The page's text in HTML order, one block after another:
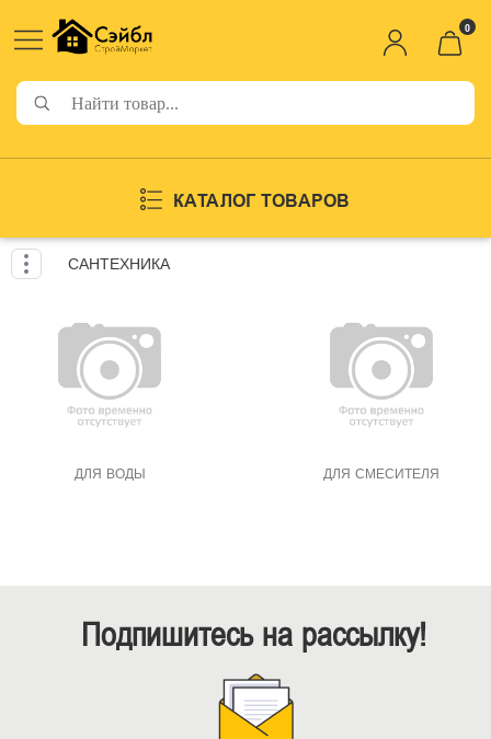
0
КАТАЛОГ ТОВАРОВ
САНТЕХНИКА
ДЛЯ ВОДЫ ДЛЯ СМЕСИТЕЛЯ
Подпишитесь на рассылку!